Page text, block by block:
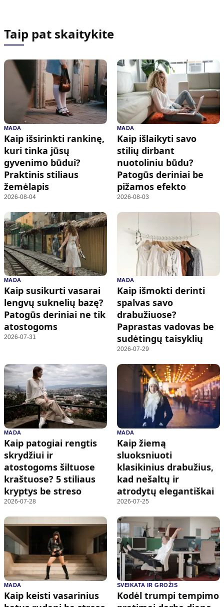
Taip pat skaitykite
MADA
Kaip išsirinkti rankinę,
kuri tinka jūsų
gyvenimo būdui?
Praktinis stiliaus
žemėlapis
2026-08-04
MADA
Kaip išlaikyti savo
stilių dirbant
nuotoliniu būdu?
Patogūs deriniai be
pižamos efekto
2026-08-03
MADA
Kaip susikurti vasarai
lengvų suknelių bazę?
Patogūs deriniai ne tik
atostogoms
2026-07-31
MADA
Kaip išmokti derinti
spalvas savo
drabužiuose?
Paprastas vadovas be
sudėtingų taisyklių
2026-07-29
MADA
Kaip patogiai rengtis
skrydžiui ir
atostogoms šiltuose
kraštuose? 5 stiliaus
kryptys be streso
2026-07-28
MADA
Kaip žiemą
sluoksniuoti
klasikinius drabužius,
kad nešaltų ir
atrodytų elegantiškai
2026-07-25
MADA
Kaip keisti vasarinius
SVEIKATA IR GROŽIS
Kodėl trumpi tempimo